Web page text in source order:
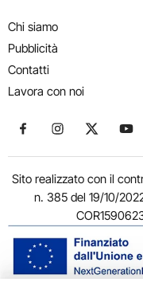
Chi siamo
Pubblicità
Contatti
Lavora con noi
Seguici su Facebook
Seguici su
Seguici
Sito realizzato con il
n. 385 del 19/10/